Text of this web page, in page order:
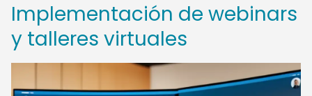
Implementación de webinars
y talleres virtuales